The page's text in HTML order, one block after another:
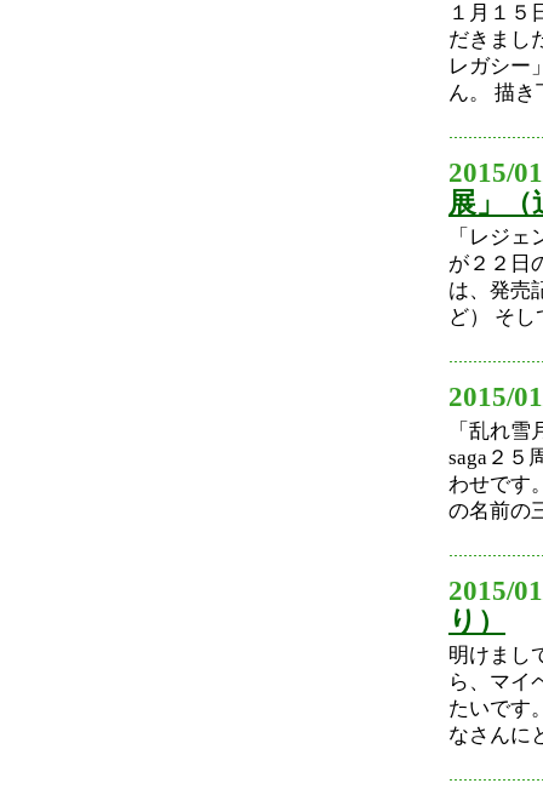
１月１５
だきまし
レガシー
ん。 描き
2015/
展」（
「レジ
が２２日
は、発売
ど） そ
2015/
「乱れ
saga２５
わせです
の名前の
2015/
り）
明けまし
ら、マイ
たいです
なさんに